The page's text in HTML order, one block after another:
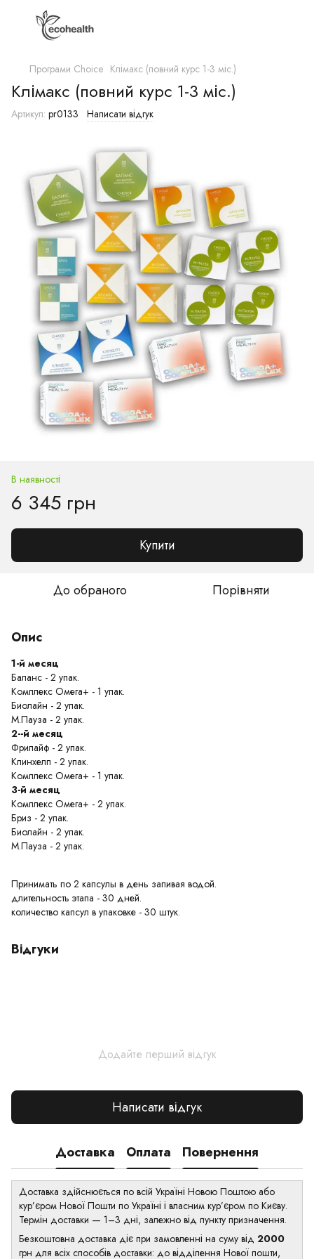
Програми Choice Клімакс (повний курс 1-3 міс.)
Клімакс (повний курс 1-3 міс.)
Артикул: pr0133 Написати відгук
В наявності
6 345 грн
Купити
До обраного Порівняти
Опис
1-й месяц
Баланс - 2 упак.
Комплекс Омега+ - 1 упак.
Биолайн - 2 упак.
М.Пауза - 2 упак.
2--й месяц
Фрилайф - 2 упак.
Клинхелп - 2 упак.
Комплекс Омега+ - 1 упак.
3-й месяц
Комплекс Омега+ - 2 упак.
Бриз - 2 упак.
Биолайн - 2 упак.
М.Пауза - 2 упак.
Принимать по 2 капсулы в день запивая водой.
длительность этапа - 30 дней.
количество капсул в упаковке - 30 штук.
Відгуки
Додайте перший відгук
Написати відгук
Доставка Оплата Повернення
Доставка здійснюється по всій Україні Новою Поштою або
кур’єром Нової Пошти по Україні і власним кур’єром по Києву.
Термін доставки — 1–3 дні, залежно від пункту призначення.
Безкоштовна доставка діє при замовленні на суму від 2000
грн для всіх способів доставки: до відділення Нової пошти,